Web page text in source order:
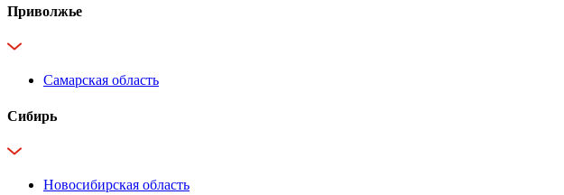
Приволжье
Самарская область
Сибирь
Новосибирская область